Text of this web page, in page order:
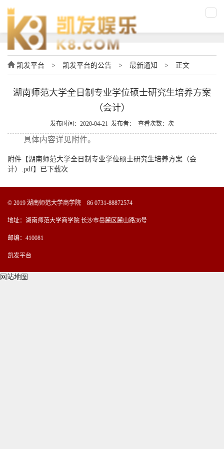
凯发平台 > 凯发平台的公告 > 最新通知 > 正文
湖南师范大学全日制专业学位硕士研究生培养方案
（会计）
发布时间：2020-04-21 发布者： 查看次数：次
具体内容详见附件。
附件【湖南师范大学全日制专业学位硕士研究生培养方案（会
计）.pdf】已下载次
© 2019 湖南师范大学商学院 86 0731-88872574
地址：湖南师范大学商学院 长沙市岳麓区麓山路36号
邮编：410081
凯发平台
网站地图